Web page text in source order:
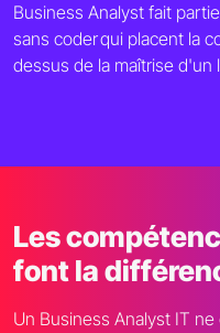
Business Analyst fait
sans coder qui placent la
dessus de la maîtrise d'un
Les
font la
Un Business Analyst IT